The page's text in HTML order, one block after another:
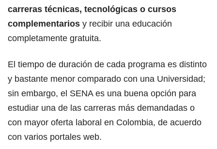
carreras técnicas, tecnológicas o cursos
complementarios y recibir una educación
completamente gratuita.
El tiempo de duración de cada programa es distinto
y bastante menor comparado con una Universidad;
sin embargo, el SENA es una buena opción para
estudiar una de las carreras más demandadas o
con mayor oferta laboral en Colombia, de acuerdo
con varios portales web.